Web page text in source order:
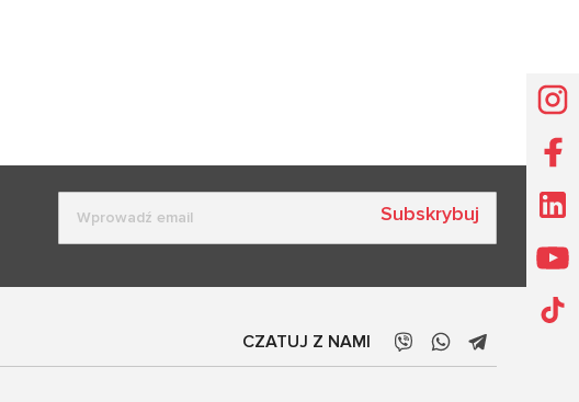
Subskrybuj
CZATUJ Z NAMI